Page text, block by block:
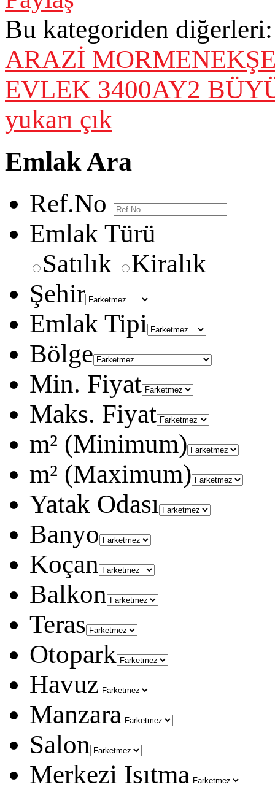
Bu kategoriden diğerleri:
ARAZİ
EVLEK 3400AY2
yukarı çık
Emlak Ara
Ref.No
Emlak Türü
Satılık
Kiralık
Şehir
Emlak Tipi
Bölge
Min. Fiyat
Maks. Fiyat
m² (Minimum)
m² (Maximum)
Yatak Odası
Banyo
Koçan
Balkon
Teras
Otopark
Havuz
Manzara
Salon
Merkezi Isıtma